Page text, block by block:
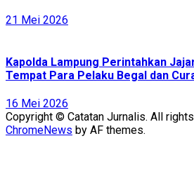
21 Mei 2026
Kapolda Lampung Perintahkan
Tempat Para Pelaku Begal dan
16 Mei 2026
Copyright © Catatan Jurnalis. All
ChromeNews by AF themes.